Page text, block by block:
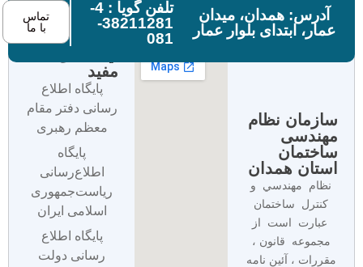
آدرس: همدان، میدان
عمار، ابتدای بلوار عمار
تلفن گویا : 4-
38211281-
081
تماس
با ما
سازمان نظام
مهندسی
ساختمان
استان همدان
نظام مهندسي و
كنترل ساختمان
عبارت است از
مجموعه قانون ،
مقررات ، آئين نامه
مفید
پایگاه اطلاع
رسانی دفتر مقام
معظم رهبری
پایگاه
اطلاع‌رسانی
ریاست‌جمهوری
اسلامی ایران
پایگاه اطلاع
رسانی دولت